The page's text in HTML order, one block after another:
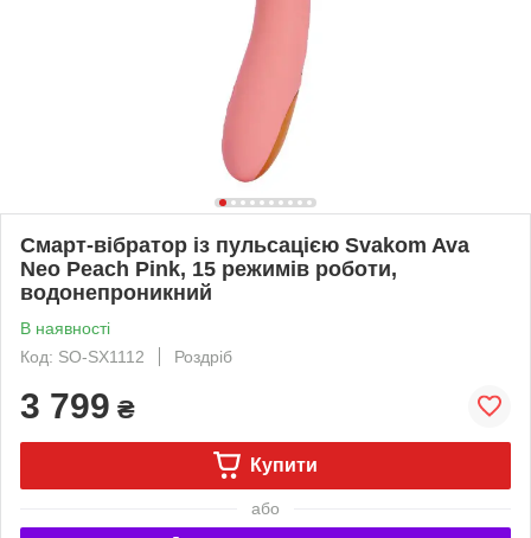
Смарт-вібратор із пульсацією Svakom Ava
Neo Peach Pink, 15 режимів роботи,
водонепроникний
В наявності
Код: SO-SX1112
Роздріб
3 799 ₴
Купити
або